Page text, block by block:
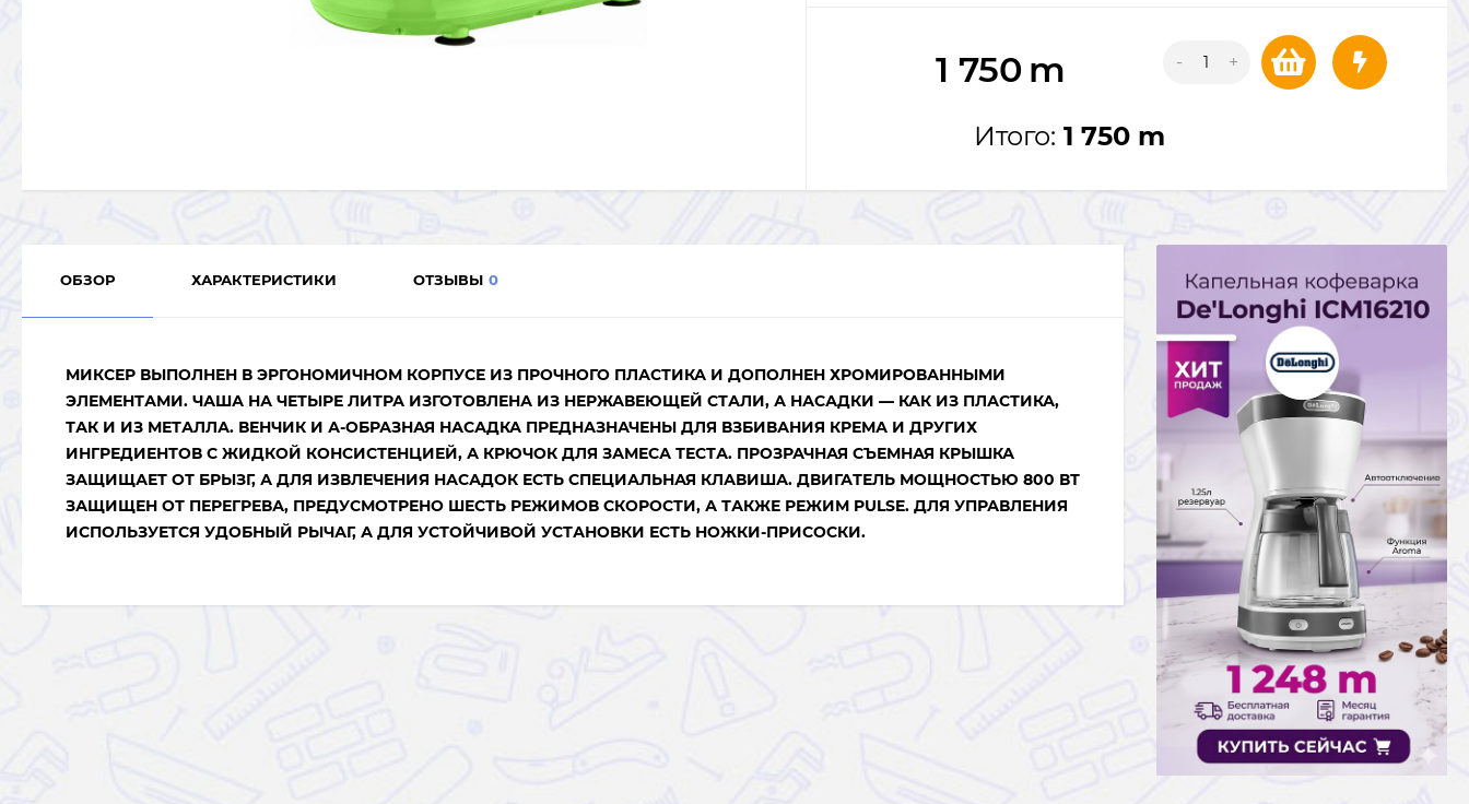
1 750 m - +
Итого: 1 750 m
ОБЗОР ХАРАКТЕРИСТИКИ ОТЗЫВЫ 0
МИКСЕР ВЫПОЛНЕН В ЭРГОНОМИЧНОМ КОРПУСЕ ИЗ ПРОЧНОГО ПЛАСТИКА И ДОПОЛНЕН ХРОМИРОВАННЫМИ
ЭЛЕМЕНТАМИ. ЧАША НА ЧЕТЫРЕ ЛИТРА ИЗГОТОВЛЕНА ИЗ НЕРЖАВЕЮЩЕЙ СТАЛИ, А НАСАДКИ — КАК ИЗ ПЛАСТИКА,
ТАК И ИЗ МЕТАЛЛА. ВЕНЧИК И А-ОБРАЗНАЯ НАСАДКА ПРЕДНАЗНАЧЕНЫ ДЛЯ ВЗБИВАНИЯ КРЕМА И ДРУГИХ
ИНГРЕДИЕНТОВ С ЖИДКОЙ КОНСИСТЕНЦИЕЙ, А КРЮЧОК ДЛЯ ЗАМЕСА ТЕСТА. ПРОЗРАЧНАЯ СЪЕМНАЯ КРЫШКА
ЗАЩИЩАЕТ ОТ БРЫЗГ, А ДЛЯ ИЗВЛЕЧЕНИЯ НАСАДОК ЕСТЬ СПЕЦИАЛЬНАЯ КЛАВИША. ДВИГАТЕЛЬ МОЩНОСТЬЮ 800 ВТ
ЗАЩИЩЕН ОТ ПЕРЕГРЕВА, ПРЕДУСМОТРЕНО ШЕСТЬ РЕЖИМОВ СКОРОСТИ, А ТАКЖЕ РЕЖИМ PULSE. ДЛЯ УПРАВЛЕНИЯ
ИСПОЛЬЗУЕТСЯ УДОБНЫЙ РЫЧАГ, А ДЛЯ УСТОЙЧИВОЙ УСТАНОВКИ ЕСТЬ НОЖКИ-ПРИСОСКИ.